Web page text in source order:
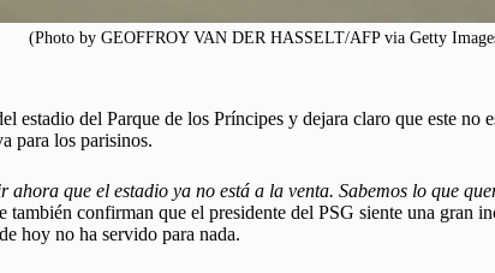
(Photo by GEOFFROY VAN DER HASSELT/AFP via Getty
estadio del Parque de los Príncipes y dejara claro que este no
para los parisinos.
ahora que el estadio ya no está a la venta. Sabemos lo que
también confirman que el presidente del PSG siente una gran
hoy no ha servido para nada.